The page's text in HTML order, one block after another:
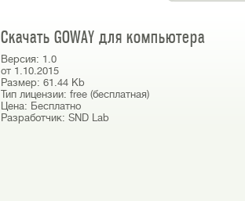
Скачать GOWAY для компьютера
Версия: 1.0
от 1.10.2015
Размер: 61.44 Kb
Тип лицензии: free (бесплатная)
Цена: Бесплатно
Разработчик: SND Lab